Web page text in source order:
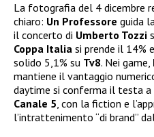
La fotografia del 4 dicembre
chiaro: Un Professore guida
il concerto di Umberto Tozzi
Coppa Italia si prende il 14%
solido 5,1% su Tv8. Nei game,
mantiene il vantaggio
daytime si conferma il testa
Canale 5, con la fiction e
l’intrattenimento “di brand”